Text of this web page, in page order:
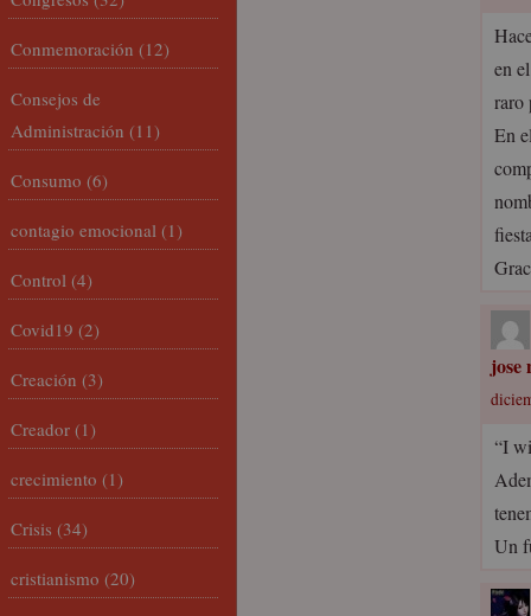
en
raro
En
jose
“I
Un
Conmemoración (12)
Consejos de
Administración (11)
Consumo (6)
contagio emocional (1)
Control (4)
Covid19 (2)
Creación (3)
Creador (1)
crecimiento (1)
Crisis (34)
cristianismo (20)